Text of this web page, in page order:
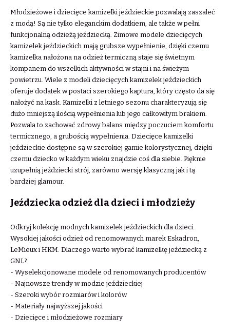
Młodzieżowe i dziecięce kamizelki jeździeckie pozwalają zaszaleć
z modą! Są nie tylko eleganckim dodatkiem, ale także w pełni
funkcjonalną odzieżą jeździecką. Zimowe modele dziecięcych
kamizelek jeździeckich mają grubsze wypełnienie, dzięki czemu
kamizelka nałożona na odzież termiczną staje się świetnym
kompanem do wszelkich aktywności w stajni i na świeżym
powietrzu. Wiele z modeli dziecięcych kamizelek jeździeckich
oferuje dodatek w postaci szerokiego kaptura, który często da się
nałożyć na kask. Kamizelki z letniego sezonu charakteryzują się
dużo mniejszą ilością wypełnienia lub jego całkowitym brakiem.
Pozwala to zachować zdrowy balans między poczuciem komfortu
termicznego, a grubością wypełnienia. Dziecięce kamizelki
jeździeckie dostępne są w szerokiej gamie kolorystycznej, dzięki
czemu dziecko w każdym wieku znajdzie coś dla siebie. Pięknie
uzupełnią jeździecki strój, zarówno wersję klasyczną jak i tą
bardziej glamour.
Jeździecka odzież dla dzieci i młodzieży
Odkryj kolekcję modnych kamizelek jeździeckich dla dzieci.
Wysokiej jakości odzież od renomowanych marek Eskadron,
LeMieux i HKM. Dlaczego warto wybrać kamizelkę jeździecką z
GNL?
- Wyselekcjonowane modele od renomowanych producentów
- Najnowsze trendy w modzie jeździeckiej
- Szeroki wybór rozmiarów i kolorów
- Materiały najwyższej jakości
- Dziecięce i młodzieżowe rozmiary